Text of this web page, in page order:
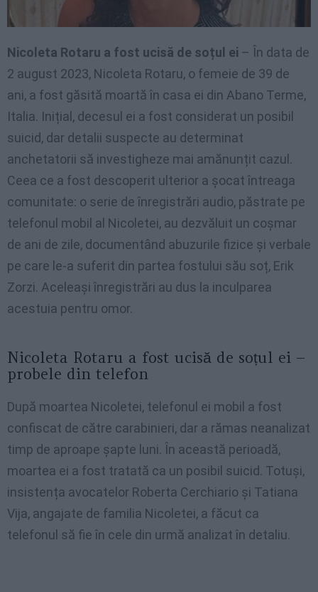
Nicoleta Rotaru a fost ucisă de soțul ei – În data de
2 august 2023, Nicoleta Rotaru, o femeie de 39 de
ani, a fost găsită moartă în casa ei din Abano Terme,
Italia. Inițial, decesul ei a fost considerat un posibil
suicid, dar detalii suspecte au determinat
anchetatorii să investigheze mai amănunțit cazul.
Ceea ce a fost descoperit ulterior a șocat întreaga
comunitate: o serie de înregistrări audio, păstrate pe
telefonul mobil al Nicoletei, au dezvăluit un coșmar
de ani de zile, documentând abuzurile fizice și verbale
pe care le-a suferit din partea fostului său soț, Erik
Zorzi. Aceleași înregistrări au dus la inculparea
acestuia pentru omor.
Nicoleta Rotaru a fost ucisă de soțul ei –
probele din telefon
După moartea Nicoletei, telefonul ei mobil a fost
confiscat de către carabinieri, dar a rămas neanalizat
timp de aproape șapte luni. În această perioadă,
moartea ei a fost tratată ca un posibil suicid. Totuși,
insistența avocatelor Roberta Cerchiario și Tatiana
Vija, angajate de familia Nicoletei, a făcut ca
telefonul să fie în cele din urmă analizat în detaliu.